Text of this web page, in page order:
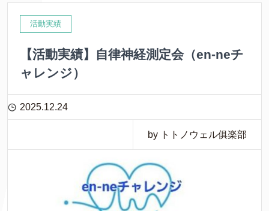
活動実績
【活動実績】自律神経測定会（en-neチ
ャレンジ）
2025.12.24
by トトノウェル俱楽部